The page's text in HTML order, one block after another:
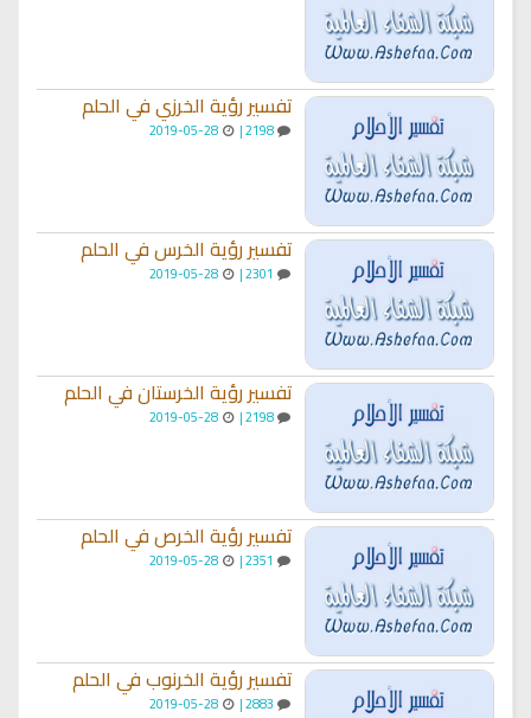
تفسير رؤية الخرزي في الحلم
2198 |
2019-05-28
تفسير رؤية الخرس في الحلم
2019-05-28
تفسير رؤية الخرستان في الحلم
2198 |
2019-05-28
تفسير رؤية الخرص في الحلم
2019-05-28
تفسير رؤية الخرنوب في الحلم
2019-05-28